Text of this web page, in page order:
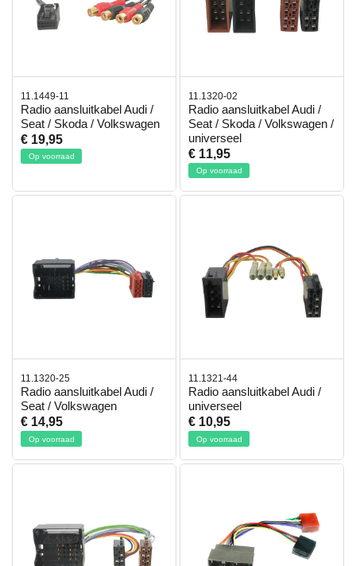
11.1449-11
Radio aansluitkabel Audi /
Seat / Skoda / Volkswagen
€ 19,95
Op voorraad
11.1320-02
Radio aansluitkabel Audi /
Seat / Skoda / Volkswagen /
universeel
€ 11,95
Op voorraad
11.1320-25
Radio aansluitkabel Audi /
Seat / Volkswagen
€ 14,95
Op voorraad
11.1321-44
Radio aansluitkabel Audi /
universeel
€ 10,95
Op voorraad